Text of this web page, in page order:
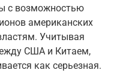
с возможностью
американских
Учитывая
США и Китаем,
как серьезная.